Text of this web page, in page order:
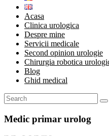
Acasa
Clinica urologica
Despre mine
Servicii medicale
Second opinion urologie
Chirurgia robotica
Blog
Ghid medical
Medic primar urolog